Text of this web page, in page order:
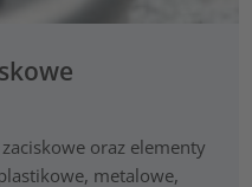
oraz elementy
metalowe,